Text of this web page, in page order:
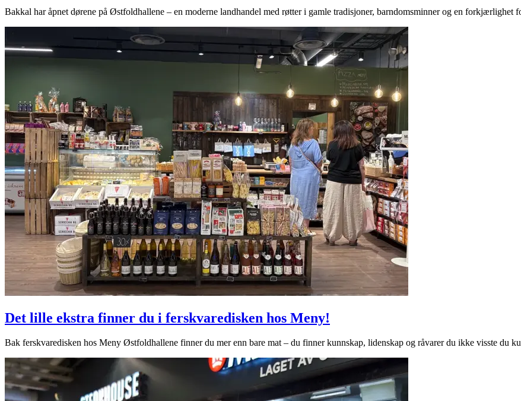
Ledige stillinger
Magasin
Gavekort
Finn frem
Bakkal har åpnet dørene på Østfoldhallene – en moderne landhandel med røtter i gamle tradisjoner, barndomsminner og en forkjærlighet
Det lille ekstra finner du i ferskvaredisken hos Meny!
Bak ferskvaredisken hos Meny Østfoldhallene finner du mer enn bare mat – du finner kunnskap, lidenskap og råvarer du ikke visste du